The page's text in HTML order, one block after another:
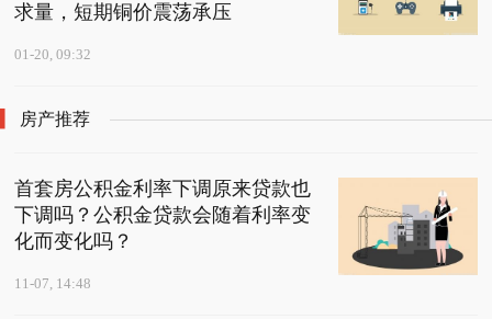
求量，短期铜价震荡承压
01-20, 09:32
房产推荐
首套房公积金利率下调原来贷款也
下调吗？公积金贷款会随着利率变
化而变化吗？
11-07, 14:48